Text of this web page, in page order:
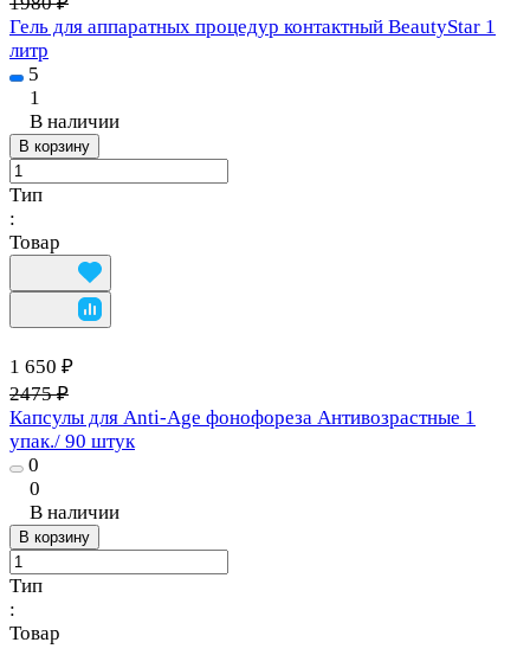
Гель для аппаратных процедур контактный BeautyStar 1
литр
5
1
В наличии
В корзину
Тип
:
Товар
1 650 ₽
2475 ₽
Капсулы для Anti-Age фонофореза Антивозрастные 1
упак./ 90 штук
0
0
В наличии
В корзину
Тип
:
Товар